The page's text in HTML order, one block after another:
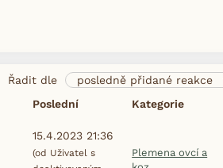
Řadit dle
Poslední Kategorie
15.4.2023 21:36
(od Uživatel s
Plemena ovcí a